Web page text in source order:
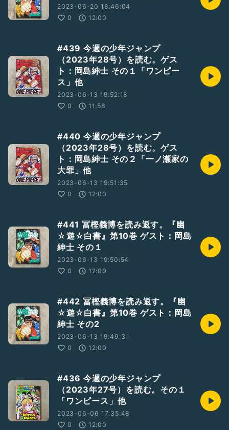
2023-06-20 18:46:04
0
12:00
#439 今週の少年ジャンプ
（2023年28号）を読む。ゲス
ト：岡島紳士 その１「ワンピー
ス」他
2023-06-13 19:52:18
0
11:58
#440 今週の少年ジャンプ
（2023年28号）を読む。ゲス
ト：岡島紳士 その２「一ノ瀬家の
大罪」他
2023-06-13 19:51:35
0
12:00
#441 冨樫義博を読み返す。『幽
☆遊☆白書』第10巻 ゲスト：岡島
紳士 その１
2023-06-13 19:50:54
0
12:00
#442 冨樫義博を読み返す。『幽
☆遊☆白書』第10巻 ゲスト：岡島
紳士 その2
2023-06-13 19:49:31
0
12:00
#436 今週の少年ジャンプ
（2023年27号）を読む。その１
「ワンピース」他
2023-06-06 17:35:48
0
12:00